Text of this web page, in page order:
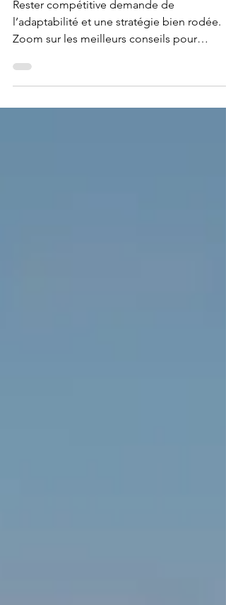
40 ans ?
Rester compétitive demande de
Zoom sur les meilleurs conseils pour
booster sa carrière !